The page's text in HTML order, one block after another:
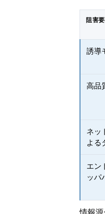
阻害要
誘導
高品
ネッ
よる
エン
ッパ